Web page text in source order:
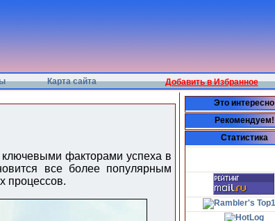
Карта сайта Добавить в Избранное
ключевыми факторами успеха в
все более популярным
процессов.
Это интересно
Рекомендуем!
Статистика